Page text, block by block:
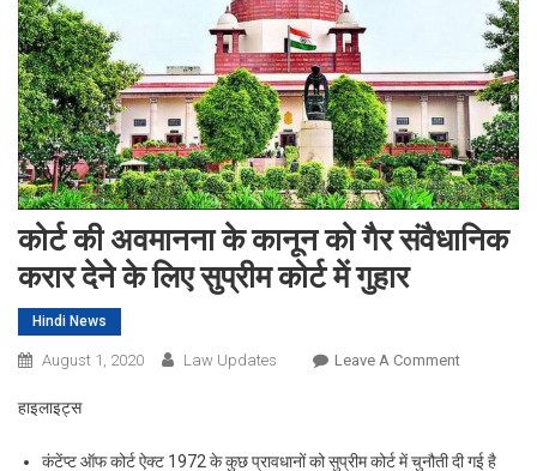
कोर्ट की अवमानना के कानून को गैर संवैधानिक
करार देने के लिए सुप्रीम कोर्ट में गुहार
Hindi News
August 1, 2020 Law Updates Leave A CommentOn
हाइलाइट्स
कंटेंप्ट ऑफ कोर्ट ऐक्ट 1972 के कुछ प्रावधानों को सुप्रीम कोर्ट में चुनौती दी गई है